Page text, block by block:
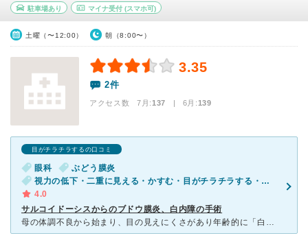
駐車場あり マイナ受付(スマホ可)
土曜（〜12:00） 朝（8:00〜）
3.35
2件
アクセス数 7月:137 | 6月:139
目がチラチラするの口コミ
眼科
ぶどう膜炎
視力の低下・二重に見える・かすむ・目がチラチラする・歪んで見える
4.0
サルコイドーシスからのブドウ膜炎、白内障の手術
母の体調不良から始まり、目の見えにくさがあり年齢的に「白内障では？」とのことにてまずは眼科受診しようと云うことになり、近所で有名なこちらを受診しました。 診察はかなり待ちました。有名なクリニック